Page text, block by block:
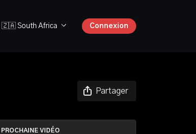
🇿🇦 South Africa Connexion
Partager
PROCHAINE VIDÉO